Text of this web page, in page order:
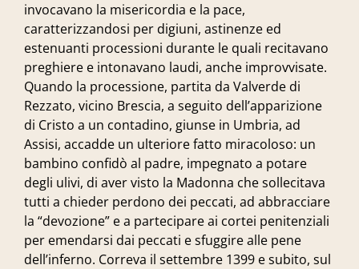
invocavano la misericordia e la pace,
caratterizzandosi per digiuni, astinenze ed
estenuanti processioni durante le quali recitavano
preghiere e intonavano laudi, anche improvvisate.
Quando la processione, partita da Valverde di
Rezzato, vicino Brescia, a seguito dell’apparizione
di Cristo a un contadino, giunse in Umbria, ad
Assisi, accadde un ulteriore fatto miracoloso: un
bambino confidò al padre, impegnato a potare
degli ulivi, di aver visto la Madonna che sollecitava
tutti a chieder perdono dei peccati, ad abbracciare
la “devozione” e a partecipare ai cortei penitenziali
per emendarsi dai peccati e sfuggire alle pene
dell’inferno. Correva il settembre 1399 e subito, sul